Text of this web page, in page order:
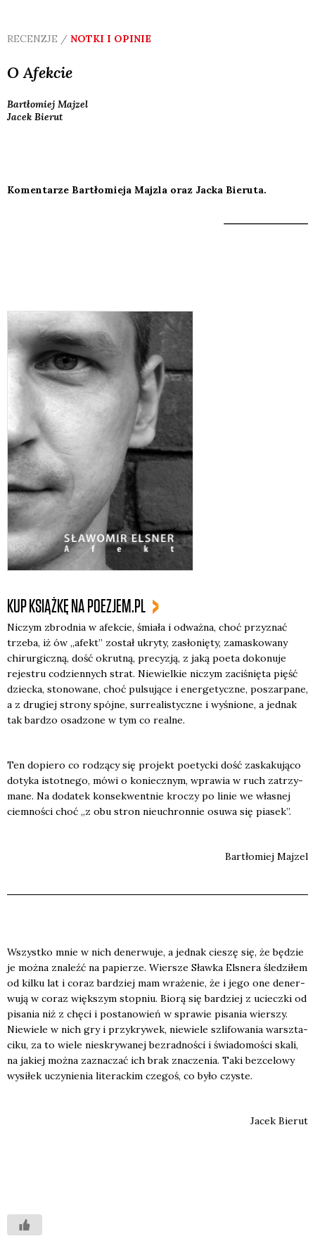
RECENZJE / NOTKI I OPINIE
O Afekcie
Bartłomiej Majzel
Jacek Bierut
Komentarze Bartłomieja Majzla oraz Jacka Bieruta.
KUP KSIĄŻKĘ NA POEZJEM.PL
Niczym zbrod­nia w afek­cie, śmia­ła i odważ­na, choć przy­znać
trze­ba, iż ów „afekt” został ukry­ty, zasło­nię­ty, zama­sko­wa­ny
chi­rur­gicz­ną, dość okrut­ną, pre­cy­zją, z jaką poeta doko­nu­je
reje­stru codzien­nych strat. Nie­wiel­kie niczym zaci­śnię­ta pięść
dziec­ka, sto­no­wa­ne, choć pul­su­ją­ce i ener­ge­tycz­ne, poszar­pa­ne,
a z dru­giej stro­ny spój­ne, sur­re­ali­stycz­ne i wyśnio­ne, a jed­nak
tak bar­dzo osa­dzo­ne w tym co real­ne.
Ten dopie­ro co rodzą­cy się pro­jekt poetyc­ki dość zaska­ku­ją­co
doty­ka istot­ne­go, mówi o koniecz­nym, wpra­wia w ruch zatrzy­
ma­ne. Na doda­tek kon­se­kwent­nie kro­czy po linie we wła­snej
ciem­no­ści choć „z obu stron nie­uchron­nie osu­wa się pia­sek”.
Bar­tło­miej Maj­zel
Wszyst­ko mnie w nich dener­wu­je, a jed­nak cie­szę się, że będzie
je moż­na zna­leźć na papie­rze. Wier­sze Sław­ka Elsne­ra śle­dzi­łem
od kil­ku lat i coraz bar­dziej mam wra­że­nie, że i jego one dener­
wu­ją w coraz więk­szym stop­niu. Bio­rą się bar­dziej z uciecz­ki od
pisa­nia niż z chę­ci i posta­no­wień w spra­wie pisa­nia wier­szy.
Nie­wie­le w nich gry i przy­kry­wek, nie­wie­le szli­fo­wa­nia warsz­ta­
ci­ku, za to wie­le nie­skry­wa­nej bez­rad­no­ści i świa­do­mo­ści ska­li,
na jakiej moż­na zazna­czać ich brak zna­cze­nia. Taki bez­ce­lo­wy
wysi­łek uczy­nie­nia lite­rac­kim cze­goś, co było czy­ste.
Jacek Bie­rut